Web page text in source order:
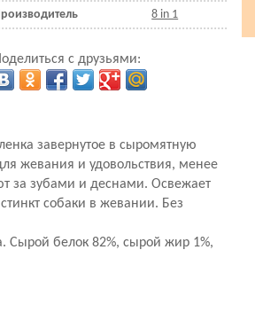
8 in 1
Поделиться с друзьями:
завернутое в сыромятную
жевания и удовольствия, менее
за зубами и деснами. Освежает
собаки в жевании. Без
Сырой белок 82%, сырой жир 1%,